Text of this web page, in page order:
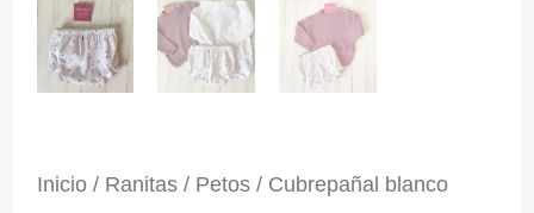
Inicio/ Ranitas / Petos/ Cubrepañal blanco